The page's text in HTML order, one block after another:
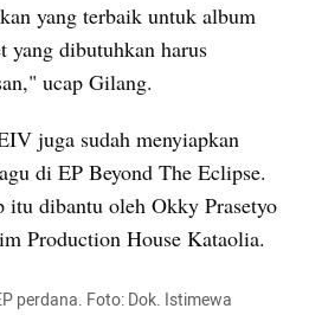
yang terbaik untuk album
yang dibutuhkan harus
ucap Gilang.
juga sudah menyiapkan
di EP Beyond The Eclipse.
itu dibantu oleh Okky Prasetyo
Production House Kataolia.
perdana. Foto: Dok. Istimewa